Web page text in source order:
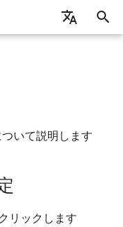
いて説明します
リックします